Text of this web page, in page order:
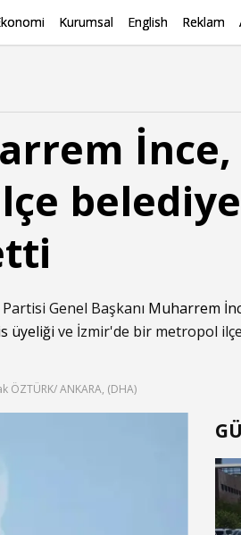
Kurumsal English Reklam
belediye
Genel Başkanı Muharrem
üyeliği ve İzmir'de bir metropol
ÖZTÜRK/ ANKARA, (DHA)